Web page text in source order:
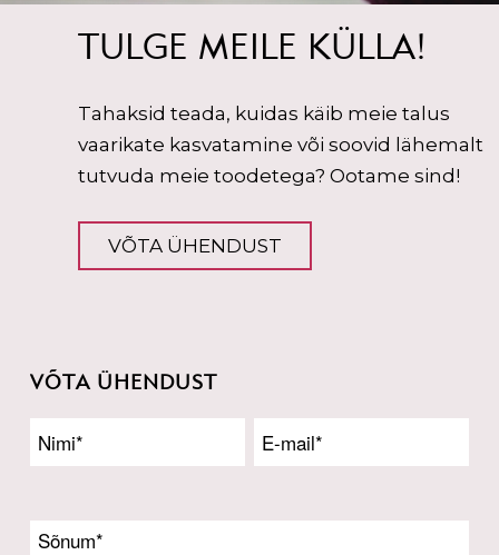
TULGE MEILE KÜLLA!
Tahaksid teada, kuidas käib meie talus
vaarikate kasvatamine või soovid lähemalt
tutvuda meie toodetega? Ootame sind!
VÕTA ÜHENDUST
VÕTA ÜHENDUST